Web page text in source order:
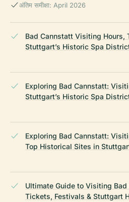
अंतिम समीक्षा: April 2026
Bad Cannstatt Visiting Hours,
Stuttgart’s Historic Spa
Exploring Bad Cannstatt:
Stuttgart’s Historic Spa
Exploring Bad Cannstatt:
Top Historical Sites in
Ultimate Guide to Visiting Bad
Tickets, Festivals & Stuttgart